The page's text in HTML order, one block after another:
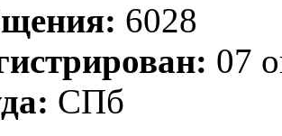
6028
07
СПб